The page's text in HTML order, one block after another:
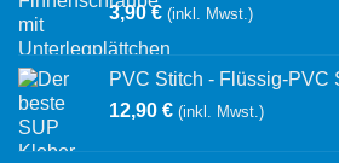
3,90€ (inkl. Mwst.)
PVC Stitch - Flüssig-PVC
12,90 € (inkl. Mwst.)